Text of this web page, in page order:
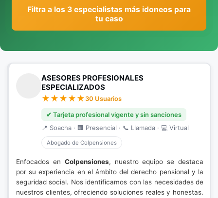
Filtra a los 3 especialistas más idoneos para
tu caso
ASESORES PROFESIONALES
ESPECIALIZADOS
30 Usuarios
✔ Tarjeta profesional vigente y sin sanciones
📍 Soacha · 🏢 Presencial · 📞 Llamada · 💻 Virtual
Abogado de Colpensiones
Enfocados en Colpensiones, nuestro equipo se destaca
por su experiencia en el ámbito del derecho pensional y la
seguridad social. Nos identificamos con las necesidades de
nuestros clientes, ofreciendo soluciones reales y honestas.